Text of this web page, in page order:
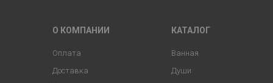
О КОМПАНИИ
Оплата
Доставка
КАТАЛОГ
Ванная
Души